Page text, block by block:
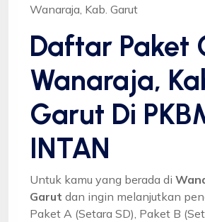
Wanaraja, Kab. Garut
Daftar Paket
Wanaraja,
Garut Di
INTAN
Untuk kamu yang berada di
Garut dan ingin melanjutkan
Paket A (Setara SD), Paket B